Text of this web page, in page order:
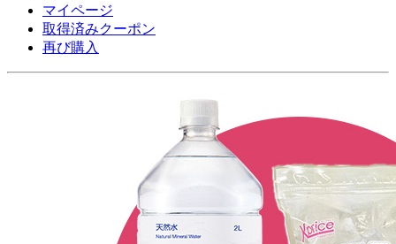
マイページ
取得済みクーポン
再び購入